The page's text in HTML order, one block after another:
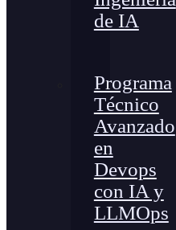
de IA
Programa
Técnico
Avanzado
en
Devops
con IA y
LLMOps